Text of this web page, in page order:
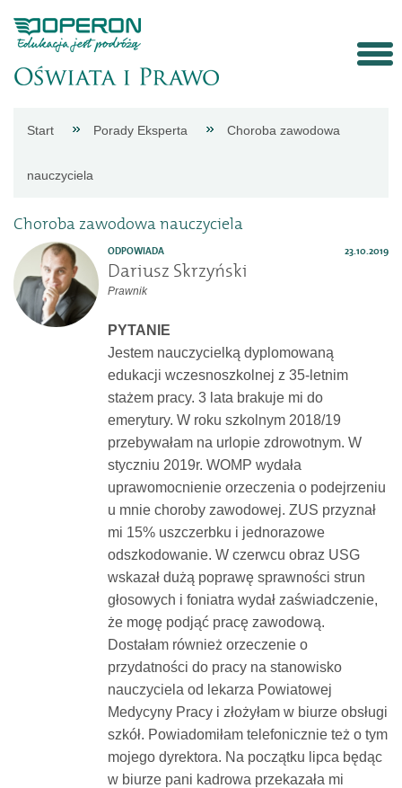
Aktualności
Porady
eksperta
Dokumenty
Start Porady Eksperta Choroba zawodowa
nauczyciela
Choroba zawodowa nauczyciela
ODPOWIADA 23.10.2019
Dariusz Skrzyński
Prawnik
PYTANIE
Jestem nauczycielką dyplomowaną
edukacji wczesnoszkolnej z 35-letnim
stażem pracy. 3 lata brakuje mi do
emerytury. W roku szkolnym 2018/19
przebywałam na urlopie zdrowotnym. W
styczniu 2019r. WOMP wydała
uprawomocnienie orzeczenia o podejrzeniu
u mnie choroby zawodowej. ZUS przyznał
mi 15% uszczerbku i jednorazowe
odszkodowanie. W czerwcu obraz USG
wskazał dużą poprawę sprawności strun
głosowych i foniatra wydał zaświadczenie,
że mogę podjąć pracę zawodową.
Dostałam również orzeczenie o
przydatności do pracy na stanowisko
nauczyciela od lekarza Powiatowej
Medycyny Pracy i złożyłam w biurze obsługi
szkół. Powiadomiłam telefonicznie też o tym
mojego dyrektora. Na początku lipca będąc
w biurze pani kadrowa przekazała mi